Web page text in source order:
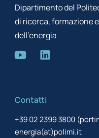
Dipartimento del
di ricerca, formazione
dell’energia
Contatti
+39 02 2399 3800
energia(at)polimi.it